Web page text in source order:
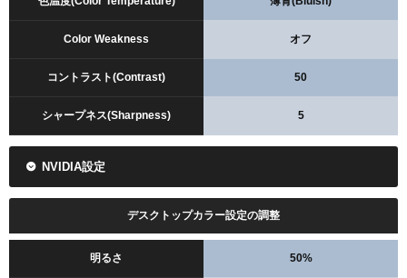
Color Weakness オフ
コントラスト(Contrast) 50
シャープネス(Sharpness) 5
NVIDIA設定
デスクトップカラー設定の調整
明るさ 50%